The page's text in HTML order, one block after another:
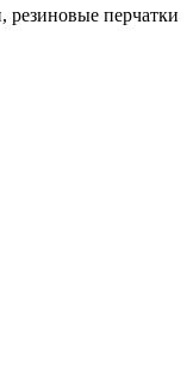
резиновые перчатки